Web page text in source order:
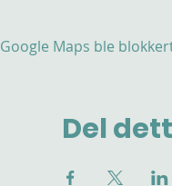
Google Maps ble
Del